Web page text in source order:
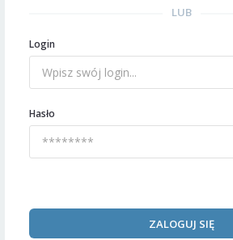
LUB
Login
Hasło
ZALOGUJ SIĘ